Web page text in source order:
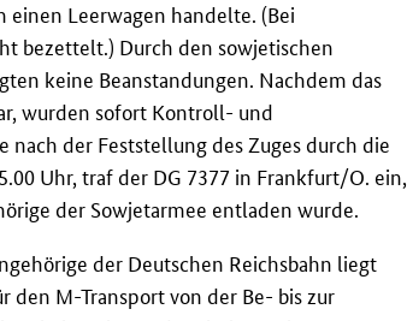
einen Leerwagen handelte. (Bei
bezettelt.) Durch den sowjetischen
keine Beanstandungen. Nachdem das
wurden sofort Kontroll- und
der Feststellung des Zuges durch die
Uhr, traf der DG 7377 in Frankfurt/O. ein,
der Sowjetarmee entladen wurde.
der Deutschen Reichsbahn liegt
den M-Transport von der Be- bis zur